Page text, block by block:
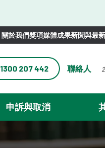
關於我們獎項媒體成果新聞與最
1300 207 442 聯絡人
申訴與取消